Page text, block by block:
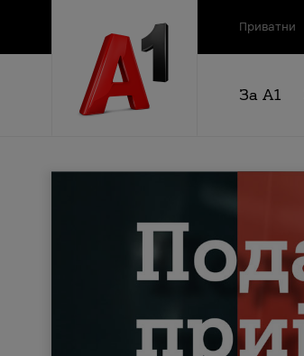
Приватни
За А1